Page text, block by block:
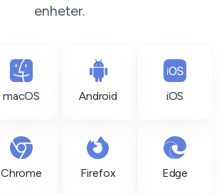
enheter.
macOS Android iOS
Chrome Firefox Edge